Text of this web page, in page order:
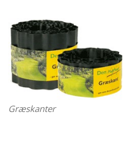
Græskanter